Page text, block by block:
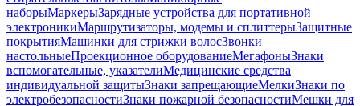
наборыМаркерыЗарядные устройства для портативной
электроникиМаршрутизаторы, модемы и сплиттерыЗащитные
покрытияМашинки для стрижки волосЗвонки
настольныеПроекционное оборудованиеМегафоныЗнаки
вспомогательные, указателиМедицинские средства
индивидуальной защитыЗнаки запрещающиеМелкиЗнаки по
электробезопасностиЗнаки пожарной безопасностиМешки для